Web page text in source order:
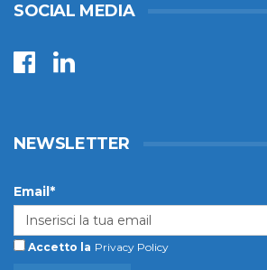
SOCIAL MEDIA
NEWSLETTER
Email*
Accetto la Privacy Policy